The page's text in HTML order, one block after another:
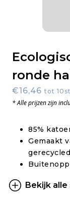
ronde
€16,46tot
* Alle prijzen zijn
85%
Gemaakt
Bekijk